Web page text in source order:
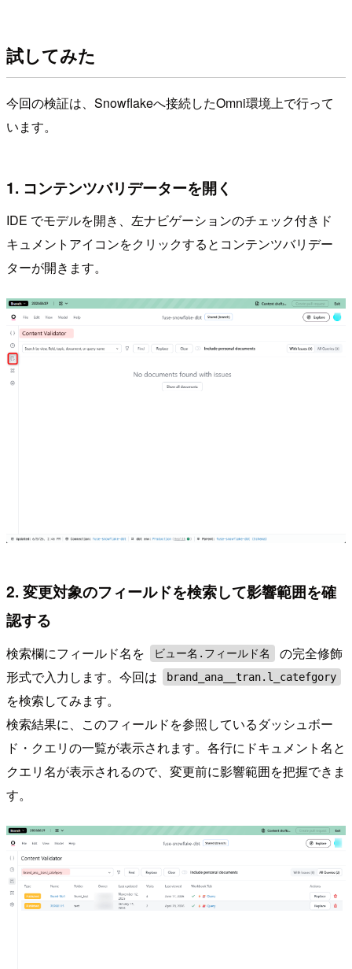
試してみた
今回の検証は、Snowflakeへ接続したOmni環境上で行って
います。
1. コンテンツバリデーターを開く
IDE でモデルを開き、左ナビゲーションのチェック付きド
キュメントアイコンをクリックするとコンテンツバリデー
ターが開きます。
2. 変更対象のフィールドを検索して影響範囲を確
認する
検索欄にフィールド名を ビュー名.フィールド名
の完全修飾
形式で入力します。今回は
brand_ana__tran.l_catefgory
を検索してみます。
検索結果に、このフィールドを参照しているダッシュボー
ド・クエリの一覧が表示されます。各行にドキュメント名と
クエリ名が表示されるので、変更前に影響範囲を把握できま
す。